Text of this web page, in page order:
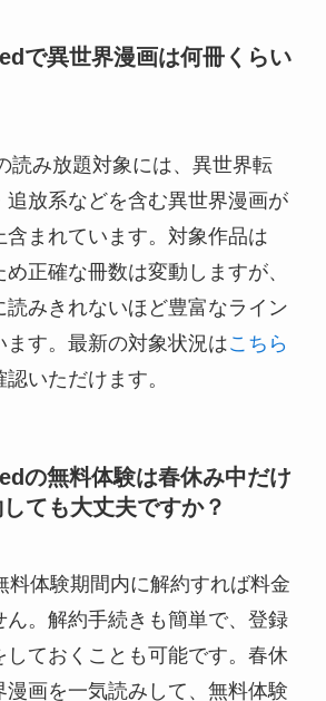
で異世界漫画は何冊くらい
読み放題対象には、異世界転
追放系などを含む異世界漫画が
含まれています。対象作品は
正確な冊数は変動しますが、
読みきれないほど豊富なライン
す。最新の対象状況はこちら
いただけます。
の無料体験は春休み中だけ
ても大丈夫ですか？
料体験期間内に解約すれば料金
ん。解約手続きも簡単で、登録
しておくことも可能です。春休
漫画を一気読みして、無料体験